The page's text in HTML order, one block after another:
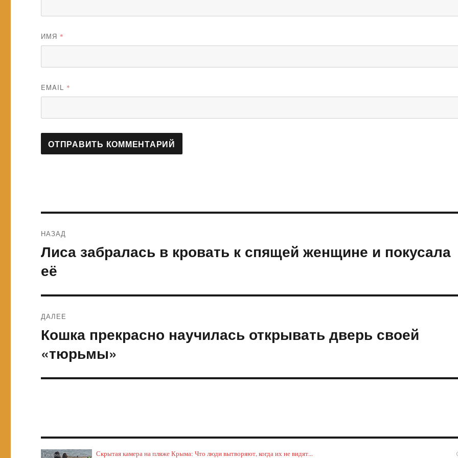
ИМЯ *
EMAIL *
по
записям
НАЗАД
Предыдущая
запись:
Лиса забралась в кровать к спящей женщине и покусала
её
ДАЛЕЕ
Следующая
Кошка прекрасно научилась открывать дверь своей
«тюрьмы»
Скрытая камера на пляже Крыма: Что люди вытворяют, когда их не видят...